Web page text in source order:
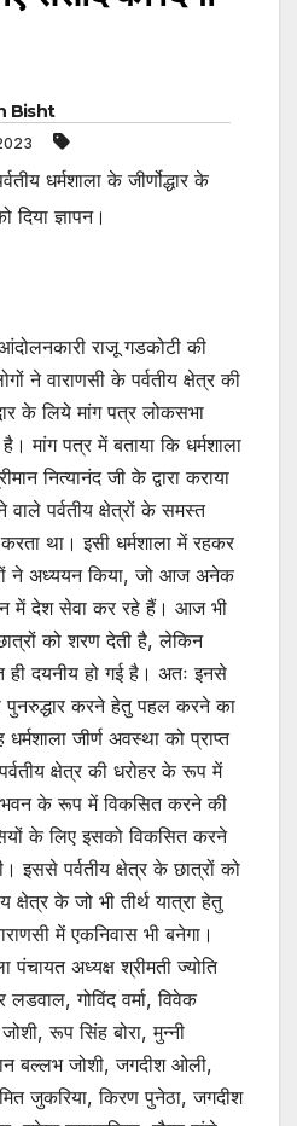
Bisht
धर्मशाला के जीर्णोद्धार के
दिया ज्ञापन।
राजू गडकोटी की
ने वाराणसी के पर्वतीय क्षेत्र की
के लिये मांग पत्र लोकसभा
मांग पत्र में बताया कि धर्मशाला
नित्यानंद जी के द्वारा कराया
वाले पर्वतीय क्षेत्रों के समस्त
था। इसी धर्मशाला में रहकर
ने अध्ययन किया, जो आज अनेक
में देश सेवा कर रहे हैं। आज भी
को शरण देती है, लेकिन
ही दयनीय हो गई है। अतः इनसे
पुनरुद्धार करने हेतु पहल करने का
जीर्ण अवस्था को प्राप्त
क्षेत्र की धरोहर के रूप में
भवन के रूप में विकसित करने की
के लिए इसको विकसित करने
इससे पर्वतीय क्षेत्र के छात्रों को
क्षेत्र के जो भी तीर्थ यात्रा हेतु
में एकनिवास भी बनेगा।
पंचायत अध्यक्ष श्रीमती ज्योति
गोविंद वर्मा, विवेक
रूप सिंह बोरा, मुन्नी
बल्लभ जोशी, जगदीश ओली,
जुकरिया, किरण पुनेठा, जगदीश